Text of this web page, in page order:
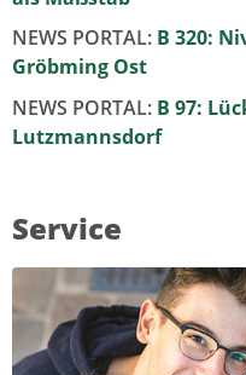
NEWS PORTAL: B 320:
Gröbming Ost
NEWS PORTAL: B 97:
Lutzmannsdorf
Service